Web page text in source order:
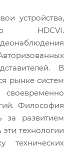
устройства,
HDCVI.
В
рынке систем
Философия
за развитием
технологии
технических